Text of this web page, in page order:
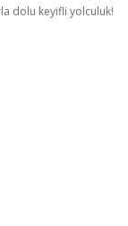
dolu keyifli yolculuk!